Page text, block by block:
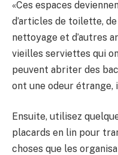
«Ces espaces
d’articles de toilette,
nettoyage et d’autres
vieilles serviettes qui
peuvent abriter des
ont une odeur
Ensuite, utilisez
placards en lin pour
choses que les